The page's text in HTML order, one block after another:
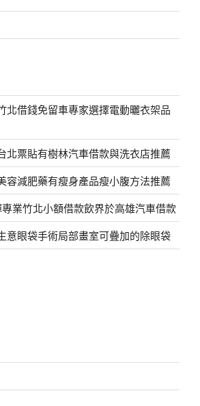
北借錢免留車專家選擇電動曬衣架品
北票貼有樹林汽車借款與洗衣店推薦
容減肥藥有瘦身產品瘦小腹方法推薦
業竹北小額借款飲界於高雄汽車借款
意眼袋手術局部畫室可疊加的除眼袋